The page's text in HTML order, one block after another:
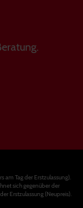
Tag der Erstzulassung).
sich gegenüber der
Erstzulassung (Neupreis).